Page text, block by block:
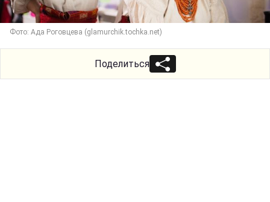
Фото: Ада Роговцева (glamurchik.tochka.net)
Поделиться